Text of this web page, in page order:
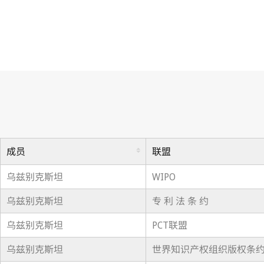
成员
联盟
乌兹别克斯坦
WIPO
乌兹别克斯坦
专 利 法 条 约
乌兹别克斯坦
PCT联盟
乌兹别克斯坦
世界知识产权组织版权条